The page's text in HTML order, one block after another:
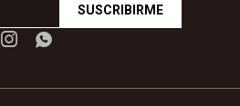
SUSCRIBIRME
 